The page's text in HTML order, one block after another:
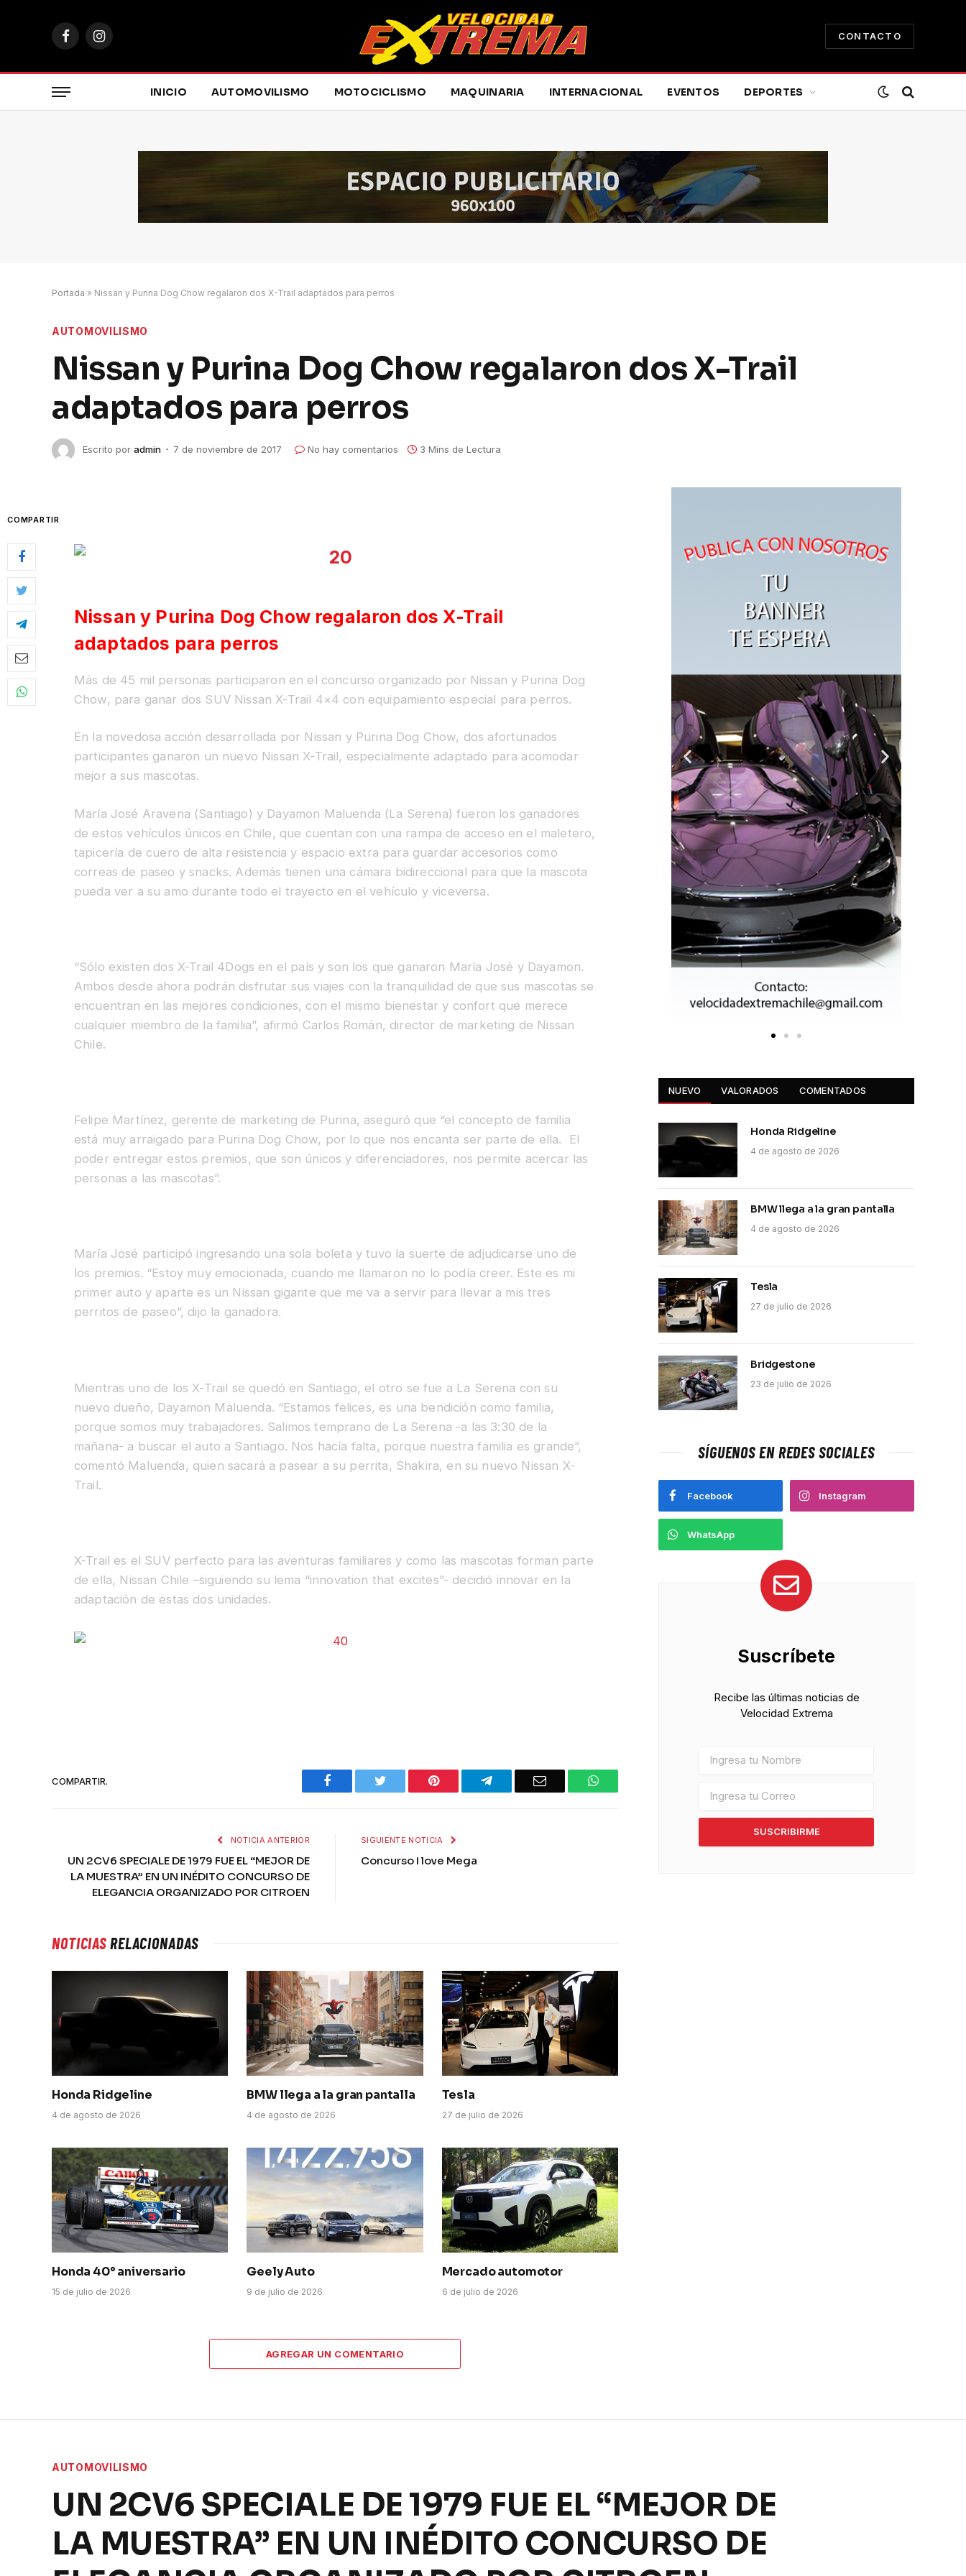
FacebookInstagram
CONTACTO
INICIO AUTOMOVILISMO MOTOCICLISMO MAQUINARIA INTERNACIONAL EVENTOS DEPORTES
Portada » Nissan y Purina Dog Chow regalaron dos X-Trail adaptados para perros
AUTOMOVILISMO
Nissan y Purina Dog Chow regalaron dos X-Trail
adaptados para perros
Escrito por admin 7 de noviembre de 2017 No hay comentarios 3 Mins de Lectura
COMPARTIR
Nissan y Purina Dog Chow regalaron dos X-Trail
adaptados para perros
Más de 45 mil personas participaron en el concurso organizado por Nissan y Purina Dog
Chow, para ganar dos SUV Nissan X-Trail 4×4 con equipamiento especial para perros.
En la novedosa acción desarrollada por Nissan y Purina Dog Chow, dos afortunados
participantes ganaron un nuevo Nissan X-Trail, especialmente adaptado para acomodar
mejor a sus mascotas.
María José Aravena (Santiago) y Dayamon Maluenda (La Serena) fueron los ganadores
de estos vehículos únicos en Chile, que cuentan con una rampa de acceso en el maletero,
tapicería de cuero de alta resistencia y espacio extra para guardar accesorios como
correas de paseo y snacks. Además tienen una cámara bidireccional para que la mascota
pueda ver a su amo durante todo el trayecto en el vehículo y viceversa.
“Sólo existen dos X-Trail 4Dogs en el país y son los que ganaron María José y Dayamon.
Ambos desde ahora podrán disfrutar sus viajes con la tranquilidad de que sus mascotas se
encuentran en las mejores condiciones, con el mismo bienestar y confort que merece
cualquier miembro de la familia”, afirmó Carlos Román, director de marketing de Nissan
Chile.
Felipe Martínez, gerente de marketing de Purina, aseguró que “el concepto de familia
está muy arraigado para Purina Dog Chow, por lo que nos encanta ser parte de ella. El
poder entregar estos premios, que son únicos y diferenciadores, nos permite acercar las
personas a las mascotas”.
María José participó ingresando una sola boleta y tuvo la suerte de adjudicarse uno de
los premios. “Estoy muy emocionada, cuando me llamaron no lo podía creer. Este es mi
primer auto y aparte es un Nissan gigante que me va a servir para llevar a mis tres
perritos de paseo”, dijo la ganadora.
Mientras uno de los X-Trail se quedó en Santiago, el otro se fue a La Serena con su
nuevo dueño, Dayamon Maluenda. “Estamos felices, es una bendición como familia,
porque somos muy trabajadores. Salimos temprano de La Serena -a las 3:30 de la
mañana- a buscar el auto a Santiago. Nos hacía falta, porque nuestra familia es grande”,
comentó Maluenda, quien sacará a pasear a su perrita, Shakira, en su nuevo Nissan X-
Trail.
X-Trail es el SUV perfecto para las aventuras familiares y como las mascotas forman parte
de ella, Nissan Chile –siguiendo su lema “innovation that excites”- decidió innovar en la
adaptación de estas dos unidades.
COMPARTIR. Facebook Twitter Pinterest Telegram Email WhatsApp
NOTICIA ANTERIOR
UN 2CV6 SPECIALE DE 1979 FUE EL “MEJOR DE
LA MUESTRA” EN UN INÉDITO CONCURSO DE
ELEGANCIA ORGANIZADO POR CITROEN
SIGUIENTE NOTICIA
Concurso I love Mega
NOTICIASRELACIONADAS
Honda Ridgeline
4 de agosto de 2026
BMW llega a la gran pantalla
4 de agosto de 2026
Tesla
27 de julio de 2026
Honda 40° aniversario
15 de julio de 2026
Geely Auto
9 de julio de 2026
Mercado automotor
6 de julio de 2026
AGREGAR UN COMENTARIO
NUEVO VALORADOS COMENTADOS
Honda Ridgeline
4 de agosto de 2026
BMW llega a la gran pantalla
4 de agosto de 2026
Tesla
27 de julio de 2026
Bridgestone
23 de julio de 2026
SÍGUENOS EN REDES SOCIALES
Facebook Instagram
WhatsApp
Suscríbete
Recibe las últimas noticias de
Velocidad Extrema
SUSCRIBIRME
AUTOMOVILISMO
UN 2CV6 SPECIALE DE 1979 FUE EL “MEJOR DE
LA MUESTRA” EN UN INÉDITO CONCURSO DE